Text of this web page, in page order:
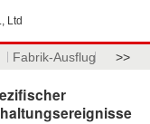
Ltd
Fabrik-Ausflug >>